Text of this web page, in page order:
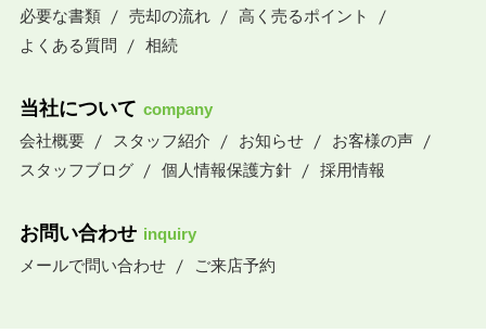
必要な書類
売却の流れ
高く売るポイント
よくある質問
相続
当社について company
会社概要
スタッフ紹介 お知らせ
お客様の声
スタッフブログ
個人情報保護方針 採用情報
お問い合わせ inquiry
メールで問い合わせ
ご来店予約